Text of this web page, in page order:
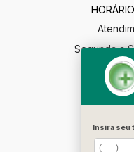
Segunda a
Insira seu